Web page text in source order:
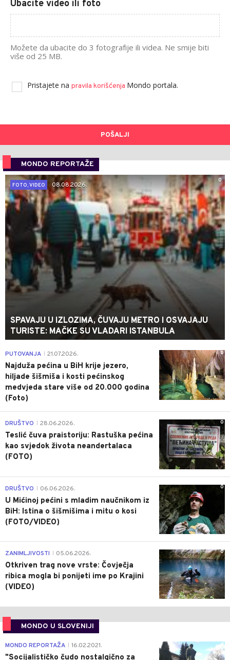
Ubacite video ili foto
Možete da ubacite do 3 fotografije ili videa. Ne smije biti
više od 25 MB.
Pristajete na pravila korišćenja Mondo portala.
POŠALJI
MONDO REPORTAŽE
0
FOTO, VIDEO
08.08.2026.
SPAVAJU U IZLOZIMA, ČUVAJU METRO I OSVAJAJU
TURISTE: MAČKE SU VLADARI ISTANBULA
0
PUTOVANJA 21.07.2026.
Najduža pećina u BiH krije jezero,
hiljade šišmiša i kosti pećinskog
medvjeda stare više od 20.000 godina
(Foto)
0
DRUŠTVO 28.06.2026.
Teslić čuva praistoriju: Rastuška pećina
kao svjedok života neandertalaca
(FOTO)
0
DRUŠTVO 06.06.2026.
U Mićinoj pećini s mladim naučnikom iz
BiH: Istina o šišmišima i mitu o kosi
(FOTO/VIDEO)
0
ZANIMLJIVOSTI 05.06.2026.
Otkriven trag nove vrste: Čovječja
ribica mogla bi ponijeti ime po Krajini
(VIDEO)
MONDO U SLOVENIJI
4
MONDO REPORTAŽA 16.02.2021.
"Socijalističko čudo nostalgično za